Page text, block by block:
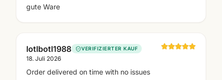
gute Ware
lotlbotl1988 VERIFIZIERTER KAUF
18. Juli 2026
Order delivered on time with no issues